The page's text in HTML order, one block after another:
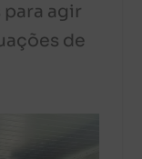
agir
de